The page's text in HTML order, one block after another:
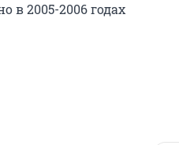
в 2005-2006 годах